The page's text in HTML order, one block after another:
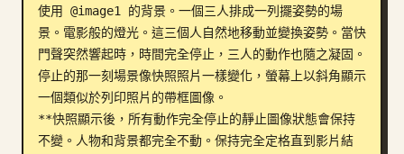
使用 @image1 的背景。一個三人排成一列擺姿勢的場
景。電影般的燈光。這三個人自然地移動並變換姿勢。當快
門聲突然響起時，時間完全停止，三人的動作也隨之凝固。
停止的那一刻場景像快照照片一樣變化，螢幕上以斜角顯示
一個類似於列印照片的帶框圖像。
**快照顯示後，所有動作完全停止的靜止圖像狀態會保持
不變。人物和背景都完全不動。保持完全定格直到影片結